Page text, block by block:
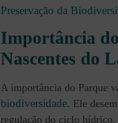
Preservação da
Importância
Nascentes do
A importância do Parque
biodiversidade. Ele
regulação do ciclo hídrico,